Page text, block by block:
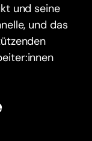
und seine
und das